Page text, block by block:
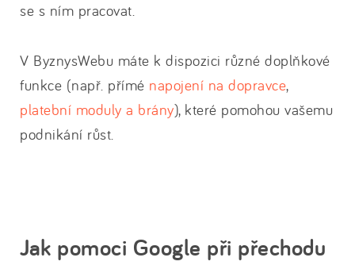
se s ním pracovat.
V ByznysWebu máte k dispozici různé doplňkové
funkce (např. přímé napojení na dopravce,
platební moduly a brány), které pomohou vašemu
podnikání růst.
Jak pomoci Google při přechodu